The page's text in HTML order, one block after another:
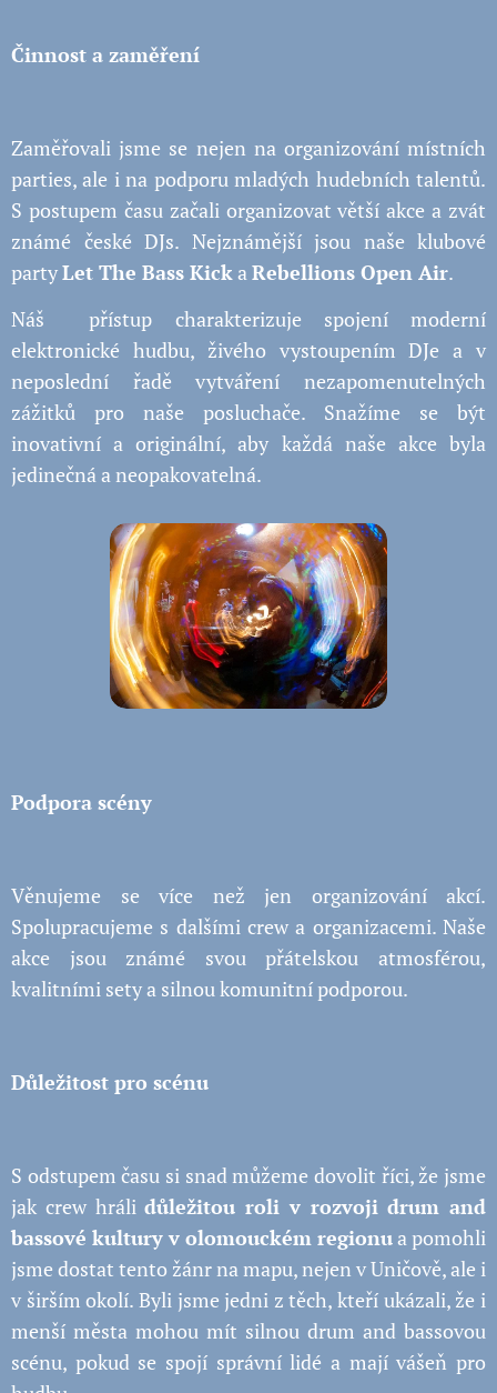
Činnost a zaměření
Zaměřovali jsme se nejen na organizování místních
parties, ale i na podporu mladých hudebních talentů.
S postupem času začali organizovat větší akce a zvát
známé české DJs. Nejznámější jsou naše klubové
partyLet The Bass KickaRebellions Open Air.
Náš přístup charakterizuje spojení moderní
elektronické hudbu, živého vystoupením DJe a v
neposlední řadě vytváření nezapomenutelných
zážitků pro naše posluchače. Snažíme se být
inovativní a originální, aby každá naše akce byla
jedinečná a neopakovatelná.
Podpora scény
Věnujeme se více než jen organizování akcí.
Spolupracujeme s dalšími crew a organizacemi. Naše
akce jsou známé svou přátelskou atmosférou,
kvalitními sety a silnou komunitní podporou.
Důležitost pro scénu
S odstupem času si snad můžeme dovolit říci, že jsme
jak crew hrálidůležitou roli v rozvoji drum and
bassové kultury v olomouckém regionua pomohli
jsme dostat tento žánr na mapu, nejen v Uničově, ale i
v širším okolí. Byli jsme jedni z těch, kteří ukázali, že i
menší města mohou mít silnou drum and bassovou
scénu, pokud se spojí správní lidé a mají vášeň pro